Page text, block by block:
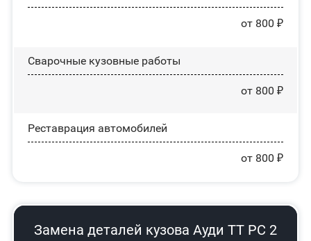
от 800 ₽
Сварочные кузовные работы
от 800 ₽
Реставрация автомобилей
от 800 ₽
Замена деталей кузова Ауди ТТ РС 2